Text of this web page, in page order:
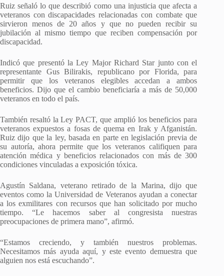
Ruiz señaló lo que describió como una injusticia que afecta a
veteranos con discapacidades relacionadas con combate que
sirvieron menos de 20 años y que no pueden recibir su
jubilación al mismo tiempo que reciben compensación por
discapacidad.
Indicó que presentó la Ley Major Richard Star junto con el
representante Gus Bilirakis, republicano por Florida, para
permitir que los veteranos elegibles accedan a ambos
beneficios. Dijo que el cambio beneficiaría a más de 50,000
veteranos en todo el país.
También resaltó la Ley PACT, que amplió los beneficios para
veteranos expuestos a fosas de quema en Irak y Afganistán.
Ruiz dijo que la ley, basada en parte en legislación previa de
su autoría, ahora permite que los veteranos califiquen para
atención médica y beneficios relacionados con más de 300
condiciones vinculadas a exposición tóxica.
Agustín Saldana, veterano retirado de la Marina, dijo que
eventos como la Universidad de Veteranos ayudan a conectar
a los exmilitares con recursos que han solicitado por mucho
tiempo. “Le hacemos saber al congresista nuestras
preocupaciones de primera mano”, afirmó.
“Estamos creciendo, y también nuestros problemas.
Necesitamos más ayuda aquí, y este evento demuestra que
alguien nos está escuchando”.